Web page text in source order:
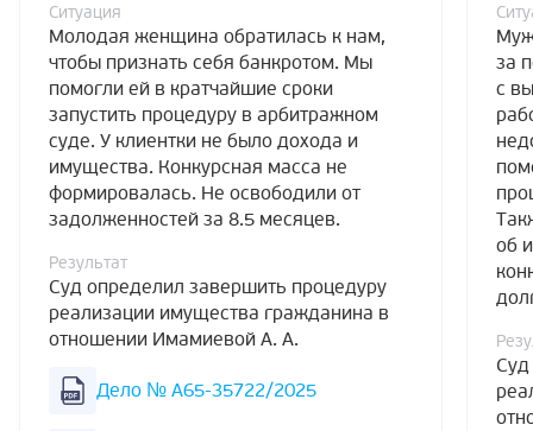
Ситуация
Молодая женщина обратилась к нам,
чтобы признать себя банкротом. Мы
помогли ей в кратчайшие сроки
запустить процедуру в арбитражном
суде. У клиентки не было дохода и
имущества. Конкурсная масса не
формировалась. Не освободили от
задолженностей за 8.5 месяцев.
Результат
Суд определил завершить процедуру
реализации имущества гражданина в
отношении Имамиевой А. А.
Дело № А65-35722/2025
за
с
об